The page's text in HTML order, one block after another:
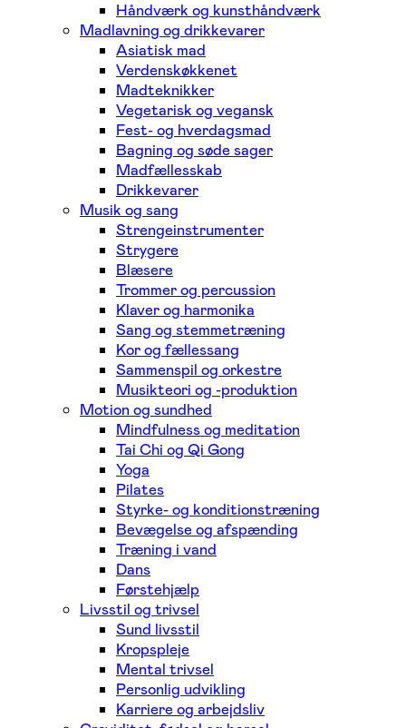
Håndværk og kunsthåndværk
Madlavning og drikkevarer
Asiatisk mad
Verdenskøkkenet
Madteknikker
Vegetarisk og vegansk
Fest- og hverdagsmad
Bagning og søde sager
Madfællesskab
Drikkevarer
Musik og sang
Strengeinstrumenter
Strygere
Blæsere
Trommer og percussion
Klaver og harmonika
Sang og stemmetræning
Kor og fællessang
Sammenspil og orkestre
Musikteori og -produktion
Motion og sundhed
Mindfulness og meditation
Tai Chi og Qi Gong
Yoga
Pilates
Styrke- og konditionstræning
Bevægelse og afspænding
Træning i vand
Dans
Førstehjælp
Livsstil og trivsel
Sund livsstil
Kropspleje
Mental trivsel
Personlig udvikling
Karriere og arbejdsliv